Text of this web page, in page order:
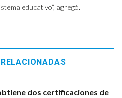
educativo”, agregó.
dos certificaciones de